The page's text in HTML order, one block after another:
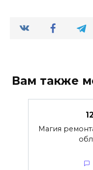
Вам также
Магия